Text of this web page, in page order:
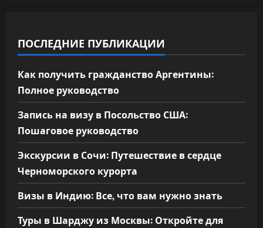
ПОСЛЕДНИЕ ПУБЛИКАЦИИ
Как получить гражданство Аргентины:
Полное руководство
Запись на визу в Посольство США:
Пошаговое руководство
Экскурсии в Сочи: Путешествие в сердце
Черноморского курорта
Визы в Индию: Все, что вам нужно знать
Туры в Шарджу из Москвы: Откройте для